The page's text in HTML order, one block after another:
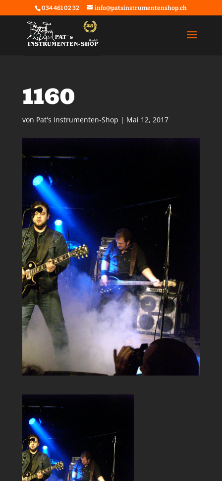
034 461 02 32 info@patsinstrumentenshop.ch
1160
von Pat's Instrumenten-Shop | Mai 12, 2017